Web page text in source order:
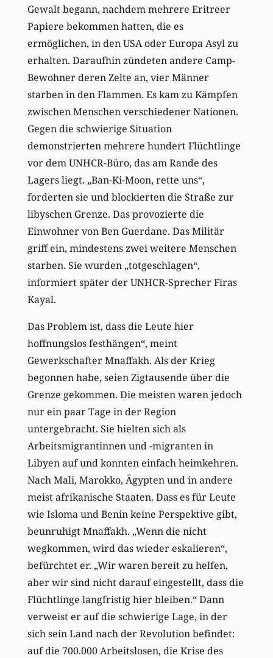
Gewalt begann, nachdem mehrere Eritreer
Papiere bekommen hatten, die es
ermöglichen, in den USA oder Europa Asyl zu
erhalten. Daraufhin zündeten andere Camp-
Bewohner deren Zelte an, vier Männer
starben in den Flammen. Es kam zu Kämpfen
zwischen Menschen verschiedener Nationen.
Gegen die schwierige Situation
demonstrierten mehrere hundert Flüchtlinge
vor dem UNHCR-Büro, das am Rande des
Lagers liegt. „Ban-Ki-Moon, rette uns“,
forderten sie und blockierten die Straße zur
libyschen Grenze. Das provozierte die
Einwohner von Ben Guerdane. Das Militär
griff ein, mindestens zwei weitere Menschen
starben. Sie wurden „totgeschlagen“,
informiert später der UNHCR-Sprecher Firas
Kayal.
Das Problem ist, dass die Leute hier
hoffnungslos festhängen“, meint
Gewerkschafter Mnaffakh. Als der Krieg
begonnen habe, seien Zigtausende über die
Grenze gekommen. Die meisten waren jedoch
nur ein paar Tage in der Region
untergebracht. Sie hielten sich als
Arbeitsmigrantinnen und -migranten in
Libyen auf und konnten einfach heimkehren.
Nach Mali, Marokko, Ägypten und in andere
meist afrikanische Staaten. Dass es für Leute
wie Isloma und Benin keine Perspektive gibt,
beunruhigt Mnaffakh. „Wenn die nicht
wegkommen, wird das wieder eskalieren“,
befürchtet er. „Wir waren bereit zu helfen,
aber wir sind nicht darauf eingestellt, dass die
Flüchtlinge langfristig hier bleiben.“ Dann
verweist er auf die schwierige Lage, in der
sich sein Land nach der Revolution befindet:
auf die 700.000 Arbeitslosen, die Krise des